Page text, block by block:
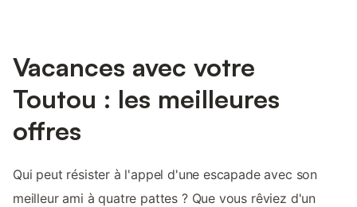
Vacances avec votre
Toutou : les meilleures
offres
Qui peut résister à l'appel d'une escapade avec son
meilleur ami à quatre pattes ? Que vous rêviez d'un